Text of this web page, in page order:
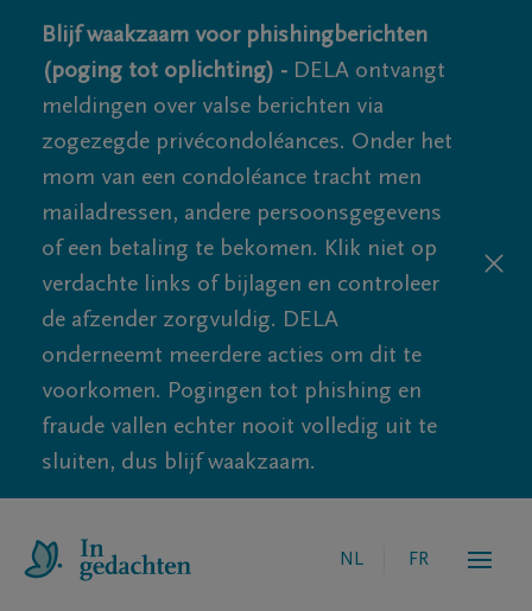
Blijf waakzaam voor phishingberichten
(poging tot oplichting) - DELA ontvangt
meldingen over valse berichten via
zogezegde privécondoléances. Onder het
mom van een condoléance tracht men
mailadressen, andere persoonsgegevens
of een betaling te bekomen. Klik niet op
verdachte links of bijlagen en controleer
de afzender zorgvuldig. DELA
onderneemt meerdere acties om dit te
voorkomen. Pogingen tot phishing en
fraude vallen echter nooit volledig uit te
sluiten, dus blijf waakzaam.
NL FR